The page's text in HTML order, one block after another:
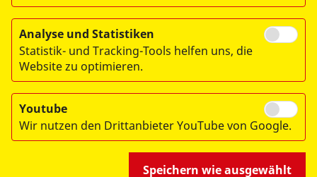
© 2026 ASB Dresden & Kamenz
Impressum
Datenschutz
Hinweisgebersystem
Analyse und Statistiken
Statistik- und Tracking-Tools helfen uns, die
Website zu optimieren.
Youtube
Wir nutzen den Drittanbieter YouTube von Google.
Speichern wie ausgewählt